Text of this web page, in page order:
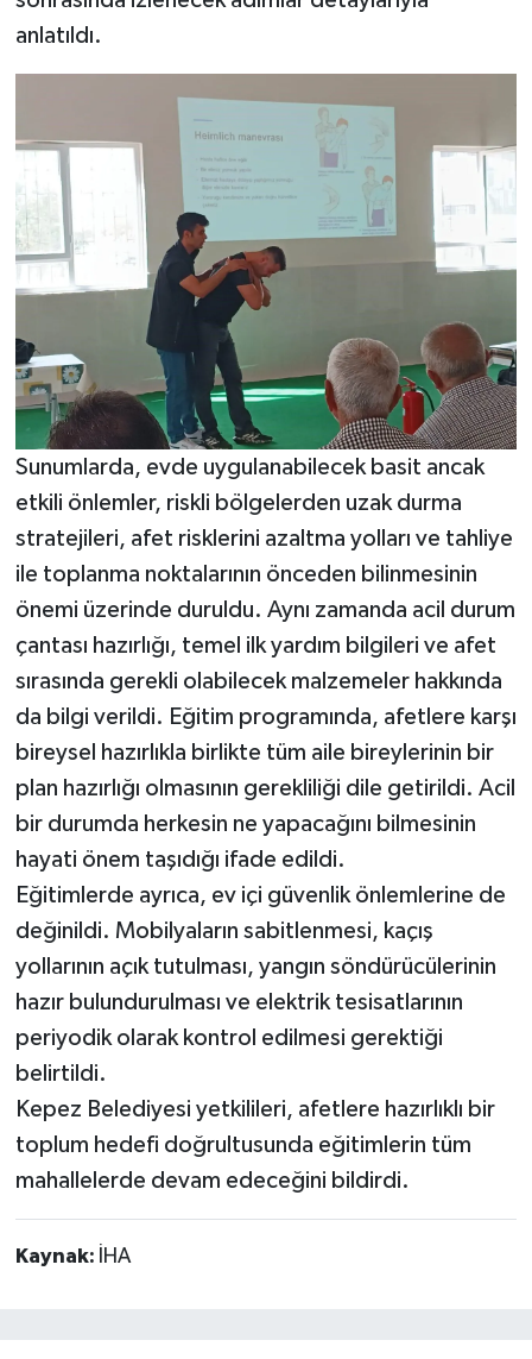
anlatıldı.
Sunumlarda, evde uygulanabilecek basit ancak
etkili önlemler, riskli bölgelerden uzak durma
stratejileri, afet risklerini azaltma yolları ve tahliye
ile toplanma noktalarının önceden bilinmesinin
önemi üzerinde duruldu. Aynı zamanda acil durum
çantası hazırlığı, temel ilk yardım bilgileri ve afet
sırasında gerekli olabilecek malzemeler hakkında
da bilgi verildi. Eğitim programında, afetlere karşı
bireysel hazırlıkla birlikte tüm aile bireylerinin bir
plan hazırlığı olmasının gerekliliği dile getirildi. Acil
bir durumda herkesin ne yapacağını bilmesinin
hayati önem taşıdığı ifade edildi.
Eğitimlerde ayrıca, ev içi güvenlik önlemlerine de
değinildi. Mobilyaların sabitlenmesi, kaçış
yollarının açık tutulması, yangın söndürücülerinin
hazır bulundurulması ve elektrik tesisatlarının
periyodik olarak kontrol edilmesi gerektiği
belirtildi.
Kepez Belediyesi yetkilileri, afetlere hazırlıklı bir
toplum hedefi doğrultusunda eğitimlerin tüm
mahallelerde devam edeceğini bildirdi.
Kaynak: İHA